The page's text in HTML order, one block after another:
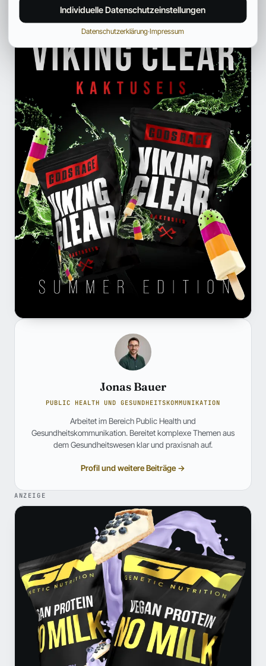
Jonas Bauer
PUBLIC HEALTH UND GESUNDHEITSKOMMUNIKATION
Arbeitet im Bereich Public Health und
Gesundheitskommunikation. Bereitet komplexe Themen aus
dem Gesundheitswesen klar und praxisnah auf.
Profil und weitere Beiträge →
ANZEIGE
Individuelle Datenschutzeinstellungen
Datenschutzerklärung·Impressum